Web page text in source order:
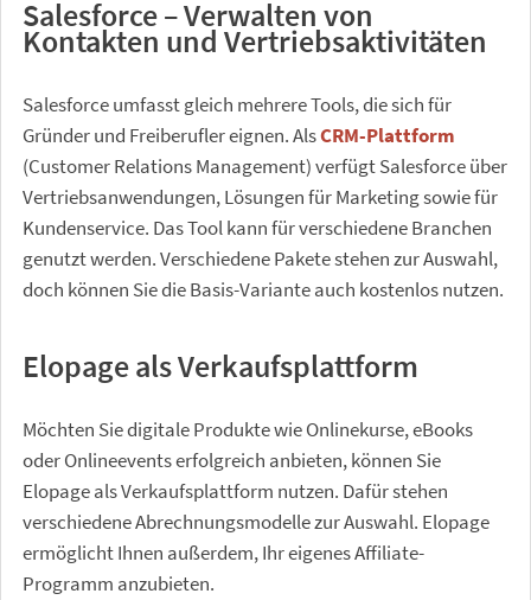
Salesforce – Verwalten von
Kontakten und Vertriebsaktivitäten
Salesforce umfasst gleich mehrere Tools, die sich für
Gründer und Freiberufler eignen. AlsCRM-Plattform
(Customer Relations Management) verfügt Salesforce über
Vertriebsanwendungen, Lösungen für Marketing sowie für
Kundenservice. Das Tool kann für verschiedene Branchen
genutzt werden. Verschiedene Pakete stehen zur Auswahl,
doch können Sie die Basis-Variante auch kostenlos nutzen.
Elopage als Verkaufsplattform
Möchten Sie digitale Produkte wie Onlinekurse, eBooks
oder Onlineevents erfolgreich anbieten, können Sie
Elopage als Verkaufsplattform nutzen. Dafür stehen
verschiedene Abrechnungsmodelle zur Auswahl. Elopage
ermöglicht Ihnen außerdem, Ihr eigenes Affiliate-
Programm anzubieten.